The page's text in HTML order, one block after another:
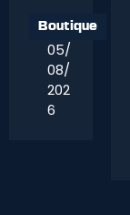
Boutique
05/
08/
202
6